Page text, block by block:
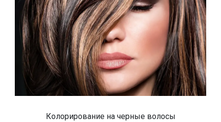
Колорирование на черные волосы